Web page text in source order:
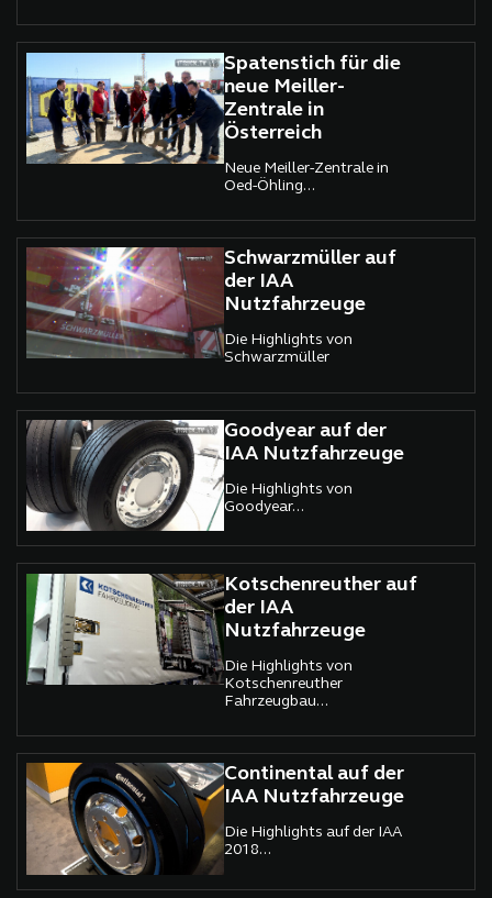
Spatenstich für die
neue Meiller-
Zentrale in
Österreich
Neue Meiller-Zentrale in
Oed-Öhling...
Schwarzmüller auf
der IAA
Nutzfahrzeuge
Die Highlights von
Schwarzmüller
Goodyear auf der
IAA Nutzfahrzeuge
Die Highlights von
Goodyear...
Kotschenreuther auf
der IAA
Nutzfahrzeuge
Die Highlights von
Kotschenreuther
Fahrzeugbau...
Continental auf der
IAA Nutzfahrzeuge
Die Highlights auf der IAA
2018...